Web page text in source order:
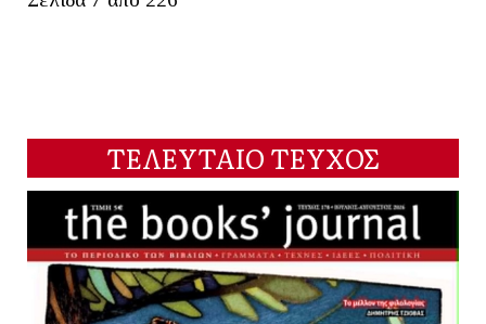
ΤΕΛΕΥΤΑΙΟ ΤΕΥΧΟΣ